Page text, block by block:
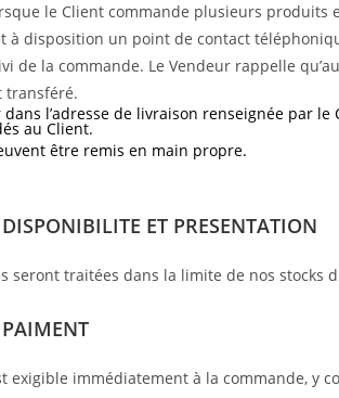
le Client commande plusieurs
à disposition un point de contact
de la commande. Le Vendeur rappelle
transféré.
dans l’adresse de livraison renseignée par
au Client.
être remis en main propre.
ET PRESENTATION
seront traitées dans la limite de nos stocks
exigible immédiatement à la commande, y